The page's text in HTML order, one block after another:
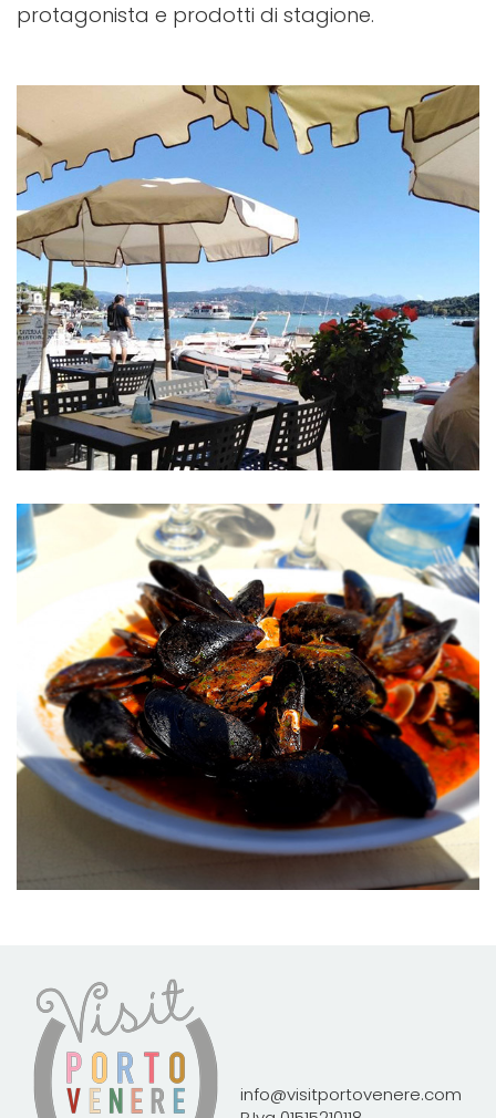
protagonista e prodotti di stagione.
info@visitportovenere.com